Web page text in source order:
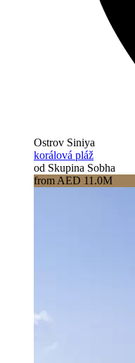
Ostrov Siniya
korálová pláž
od Skupina Sobha
from AED 11.0M